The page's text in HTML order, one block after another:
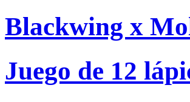
Blackwing x
Juego de 12